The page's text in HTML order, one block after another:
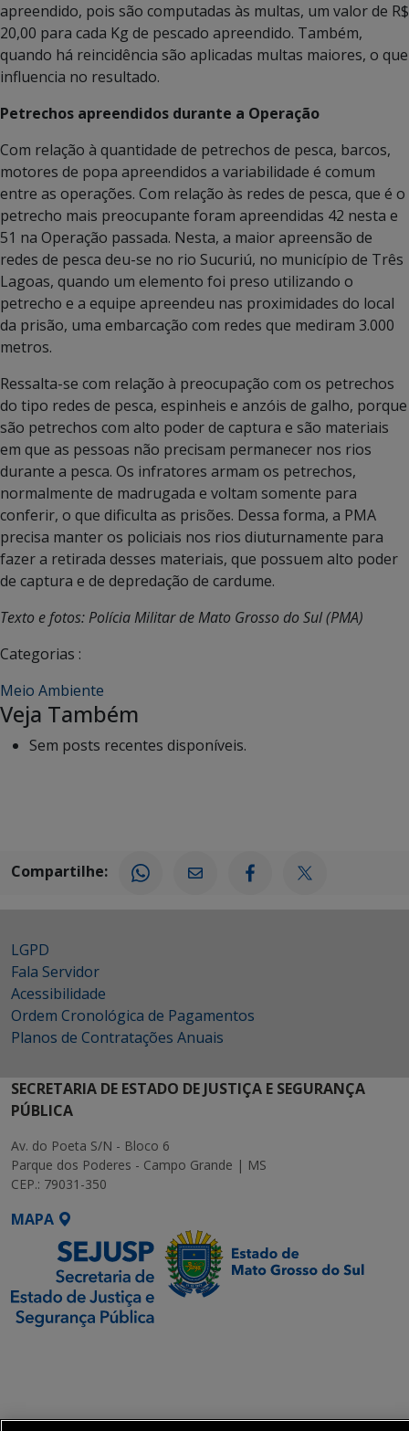
apreendido, pois são computadas às multas, um valor de R$
20,00 para cada Kg de pescado apreendido. Também,
quando há reincidência são aplicadas multas maiores, o que
influencia no resultado.
Petrechos apreendidos durante a Operação
Com relação à quantidade de petrechos de pesca, barcos,
motores de popa apreendidos a variabilidade é comum
entre as operações. Com relação às redes de pesca, que é o
petrecho mais preocupante foram apreendidas 42 nesta e
51 na Operação passada. Nesta, a maior apreensão de
redes de pesca deu-se no rio Sucuriú, no município de Três
Lagoas, quando um elemento foi preso utilizando o
petrecho e a equipe apreendeu nas proximidades do local
da prisão, uma embarcação com redes que mediram 3.000
metros.
Ressalta-se com relação à preocupação com os petrechos
do tipo redes de pesca, espinheis e anzóis de galho, porque
são petrechos com alto poder de captura e são materiais
em que as pessoas não precisam permanecer nos rios
durante a pesca. Os infratores armam os petrechos,
normalmente de madrugada e voltam somente para
conferir, o que dificulta as prisões. Dessa forma, a PMA
precisa manter os policiais nos rios diuturnamente para
fazer a retirada desses materiais, que possuem alto poder
de captura e de depredação de cardume.
Texto e fotos: Polícia Militar de Mato Grosso do Sul (PMA)
Categorias :
Meio Ambiente
Veja Também
Sem posts recentes disponíveis.
Compartilhe:
LGPD
Fala Servidor
Acessibilidade
Ordem Cronológica de Pagamentos
Planos de Contratações Anuais
SECRETARIA DE ESTADO DE JUSTIÇA E SEGURANÇA
PÚBLICA
Av. do Poeta S/N - Bloco 6
Parque dos Poderes - Campo Grande | MS
CEP.: 79031-350
MAPA